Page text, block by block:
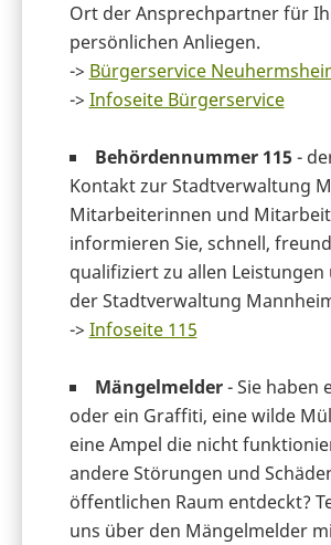
Ort der Ansprechpartner für
persönlichen Anliegen.
-> Bürgerservice
-> Infoseite Bürgerservice
Behördennummer 115 -
Kontakt zur Stadtverwaltung
Mitarbeiterinnen und
informieren Sie, schnell,
qualifiziert zu allen Leistungen
der Stadtverwaltung
-> Infoseite 115
Mängelmelder- Sie haben
oder ein Graffiti, eine wilde
eine Ampel die nicht
andere Störungen und
öffentlichen Raum entdeckt?
uns über den Mängelmelder